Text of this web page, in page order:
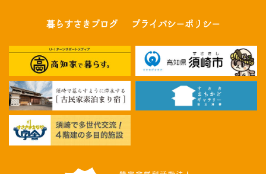
暮らすさきブログ プライバシーポリシー